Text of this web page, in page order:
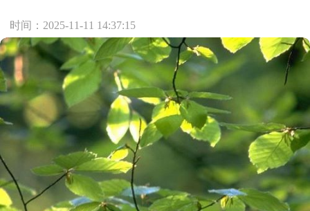
时间：2025-11-11 14:37:15